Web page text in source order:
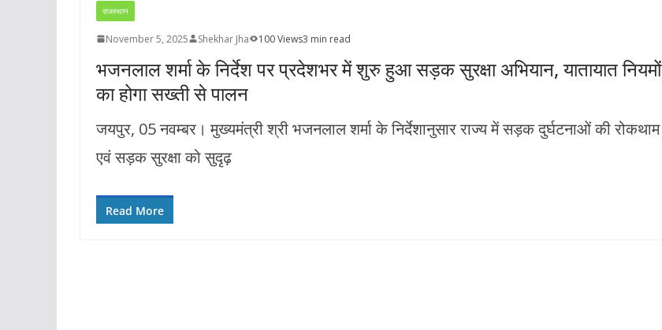
राजस्थान
November 5, 2025 Shekhar Jha 100 Views3 min read
भजनलाल शर्मा के निर्देश पर प्रदेशभर में शुरु हुआ सड़क सुरक्षा अभियान, यातायात नियमों
का होगा सख्ती से पालन
जयपुर, 05 नवम्बर। मुख्यमंत्री श्री भजनलाल शर्मा के निर्देशानुसार राज्य में सड़क दुर्घटनाओं की रोकथाम
एवं सड़क सुरक्षा को सुदृढ़
Read More